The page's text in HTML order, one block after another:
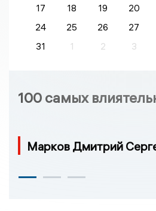
17
18 19 20
24
25 26 27
31
1 2 3
100 самых
Марков Дмитрий